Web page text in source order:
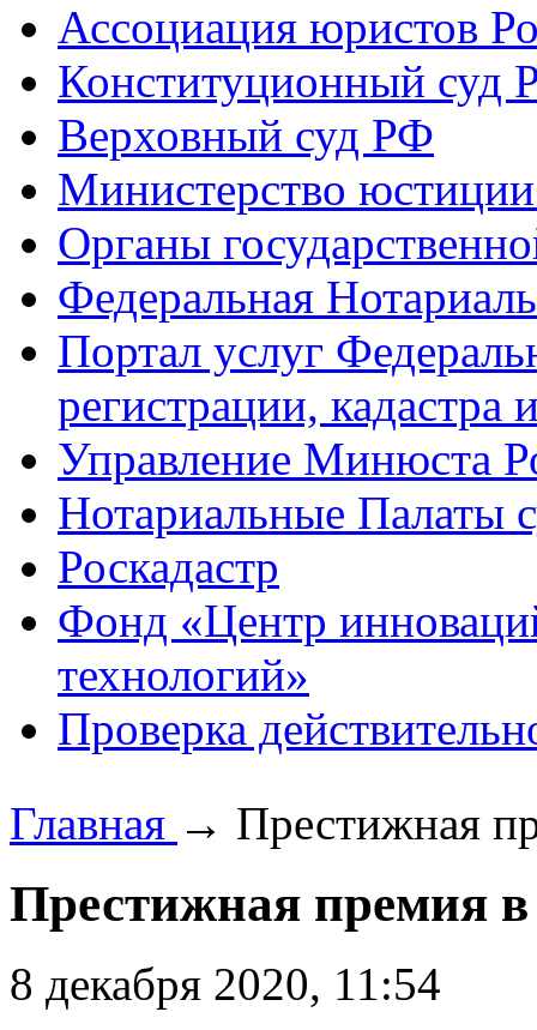
Ассоциация юристов
Конституционный суд
Верховный суд РФ
Министерство
Органы
Федеральная
Портал услуг
регистрации, кадастра
Управление Минюста
Нотариальные Палаты
Роскадастр
Фонд «Центр
технологий»
Проверка
Главная → Престижная
Престижная премия
8 декабря 2020, 11:54